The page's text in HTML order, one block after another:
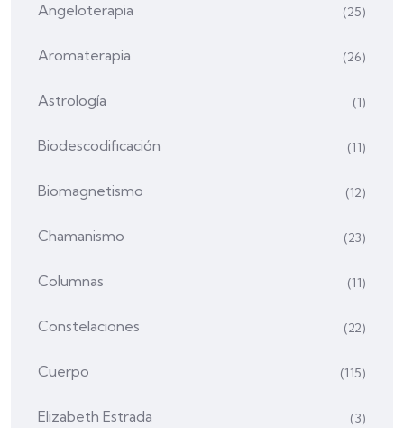
Angeloterapia (25)
Aromaterapia (26)
Astrología (1)
Biodescodificación (11)
Biomagnetismo (12)
Chamanismo (23)
Columnas (11)
Constelaciones (22)
Cuerpo (115)
Elizabeth Estrada (3)